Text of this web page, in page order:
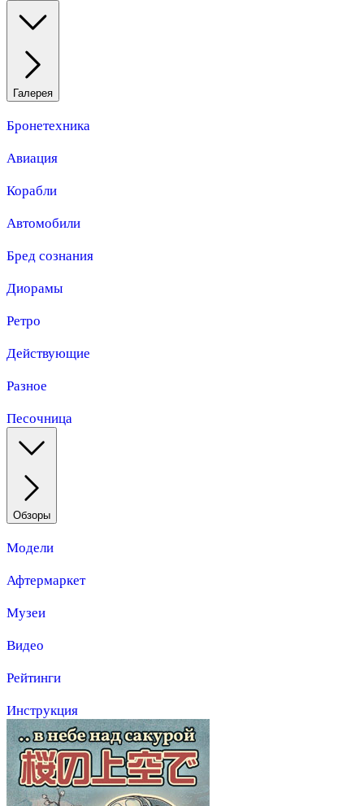
Галерея
Бронетехника
Авиация
Корабли
Автомобили
Бред сознания
Диорамы
Ретро
Действующие
Разное
Песочница
Обзоры
Модели
Афтермаркет
Музеи
Видео
Рейтинги
Инструкция